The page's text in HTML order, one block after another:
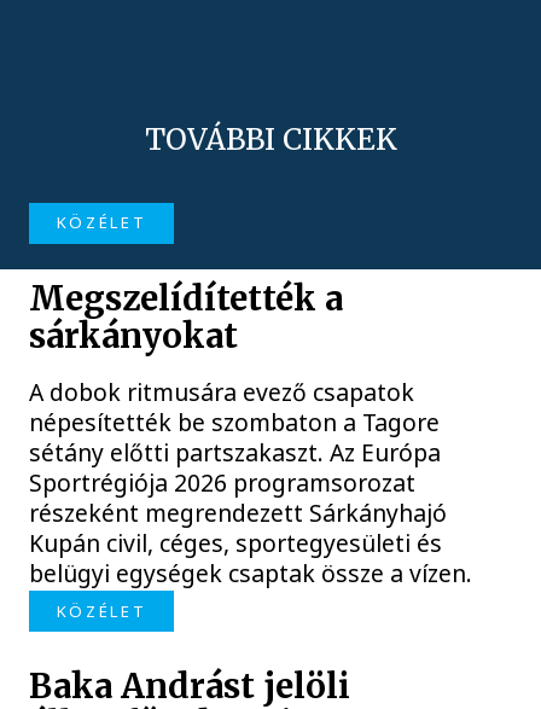
TOVÁBBI CIKKEK
KÖZÉLET
Megszelídítették a
sárkányokat
A dobok ritmusára evező csapatok
népesítették be szombaton a Tagore
sétány előtti partszakaszt. Az Európa
Sportrégiója 2026 programsorozat
részeként megrendezett Sárkányhajó
Kupán civil, céges, sportegyesületi és
belügyi egységek csaptak össze a vízen.
KÖZÉLET
Baka Andrást jelöli